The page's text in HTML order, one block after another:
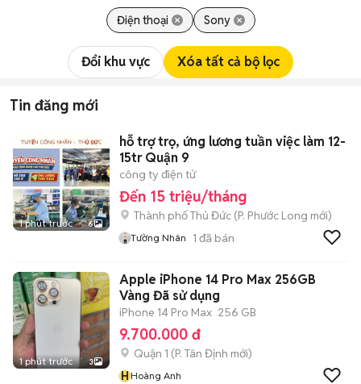
Điện thoại Sony
Đổi khu vực Xóa tất cả bộ lọc
Tin đăng mới
1 phút trước 6
hỗ trợ trọ, ứng lương tuần việc làm 12-
15tr Quận 9
công ty điện tử
Đến 15 triệu/tháng
Thành phố Thủ Đức (P. Phước Long mới)
Tường Nhân 1 đã bán
1 phút trước 3
Apple iPhone 14 Pro Max 256GB
Vàng Đã sử dụng
iPhone 14 Pro Max 256 GB
9.700.000 đ
Quận 1 (P. Tân Định mới)
HHoàng Anh